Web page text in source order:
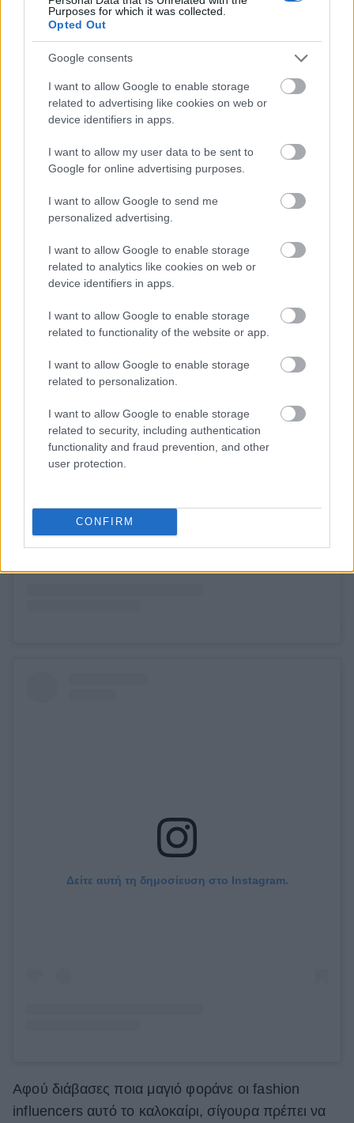
Purposes for which it was collected.
Opted Out
Google consents
I want to allow Google to enable storage
related to advertising like cookies on web or
device identifiers in apps.
I want to allow my user data to be sent to
Google for online advertising purposes.
I want to allow Google to send me
personalized advertising.
I want to allow Google to enable storage
related to analytics like cookies on web or
device identifiers in apps.
I want to allow Google to enable storage
related to functionality of the website or app.
I want to allow Google to enable storage
related to personalization.
I want to allow Google to enable storage
related to security, including authentication
functionality and fraud prevention, and other
user protection.
CONFIRM
Δείτε αυτή τη δημοσίευση στο Instagram.
Δείτε αυτή τη δημοσίευση στο Instagram.
Δείτε αυτή τη δημοσίευση στο Instagram.
Αφού διάβασες ποια μαγιό φοράνε οι fashion
influencers αυτό το καλοκαίρι, σίγουρα πρέπει να